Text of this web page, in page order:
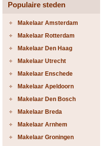
Populaire steden
Makelaar Amsterdam
Makelaar Rotterdam
Makelaar Den Haag
Makelaar Utrecht
Makelaar Enschede
Makelaar Apeldoorn
Makelaar Den Bosch
Makelaar Breda
Makelaar Arnhem
Makelaar Groningen